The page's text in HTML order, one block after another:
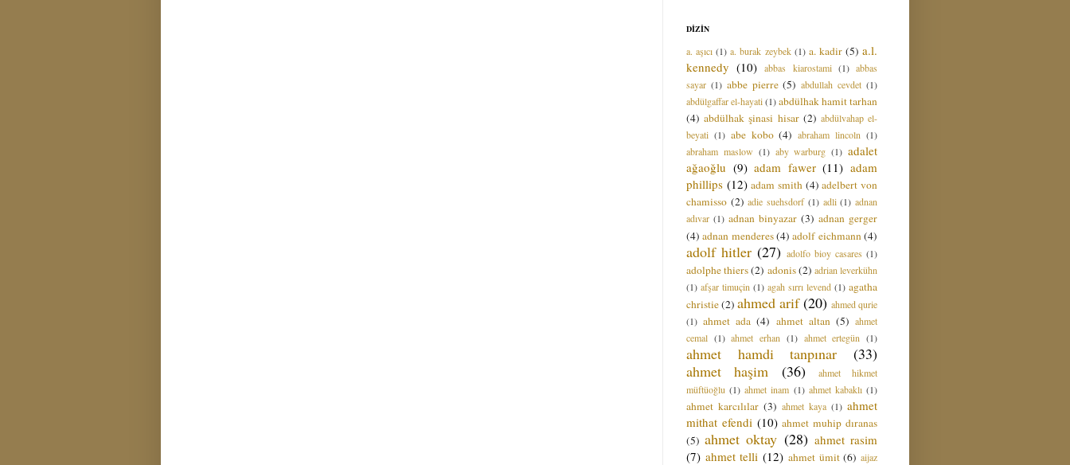
DİZİN
a. aşıcı (1) a. burak zeybek (1) a. kadir (5) a.l.
kennedy (10) abbas kiarostami (1) abbas
sayar (1) abbe pierre (5) abdullah cevdet (1)
abdülgaffar el-hayati(1)abdülhak hamit tarhan
(4) abdülhak şinasi hisar (2) abdülvahap el-
beyati (1) abe kobo (4) abraham lincoln (1)
abraham maslow (1) aby warburg (1) adalet
ağaoğlu (9) adam fawer (11) adam
phillips (12) adam smith (4) adelbert von
chamisso (2) adie suehsdorf (1) adli (1) adnan
adıvar (1) adnan binyazar (3) adnan gerger
(4) adnan menderes(4) adolf eichmann (4)
adolf hitler (27) adolfo bioy casares (1)
adolphe thiers(2) adonis(2) adrian leverkühn
(1) afşar timuçin (1) agah sırrı levend (1) agatha
christie(2) ahmed arif (20) ahmed qurie
(1) ahmet ada (4) ahmet altan (5) ahmet
cemal (1) ahmet erhan (1) ahmet ertegün (1)
ahmet hamdi tanpınar
(33)
ahmet haşim
(36)
ahmet hikmet
müftüoğlu (1) ahmet inam (1) ahmet kabaklı (1)
ahmet karcılılar (3) ahmet kaya (1) ahmet
mithat efendi (10) ahmet muhip dıranas
(5) ahmet oktay (28) ahmet rasim
(7) ahmet telli (12) ahmet ümit (6) aijaz